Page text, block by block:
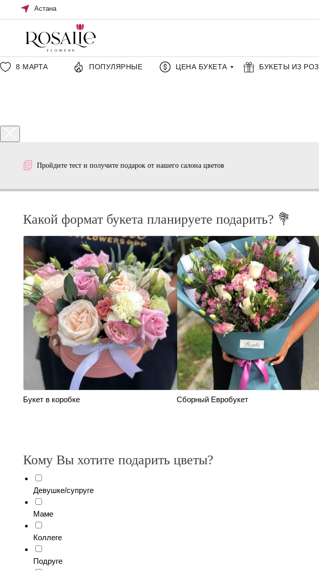
8 МАРТА ПОПУЛЯРНЫЕ ЦЕНА БУКЕТА БУКЕТЫ ИЗ РОЗ
Астана
Пройдите тест и получите подарок от нашего салона цветов
Какой формат букета планируете подарить? 💐
Букет в коробке Сборный Евробукет
Кому Вы хотите подарить цветы?
Девушке/супруге
Маме
Коллеге
Подруге